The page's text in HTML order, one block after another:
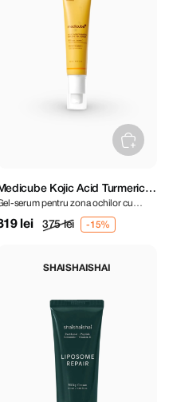
Kojic Acid Turmeric
Eye Gel Serum 30 ml
serum pentru zona ochilor cu
lei 375 lei
SHAISHAISHAI